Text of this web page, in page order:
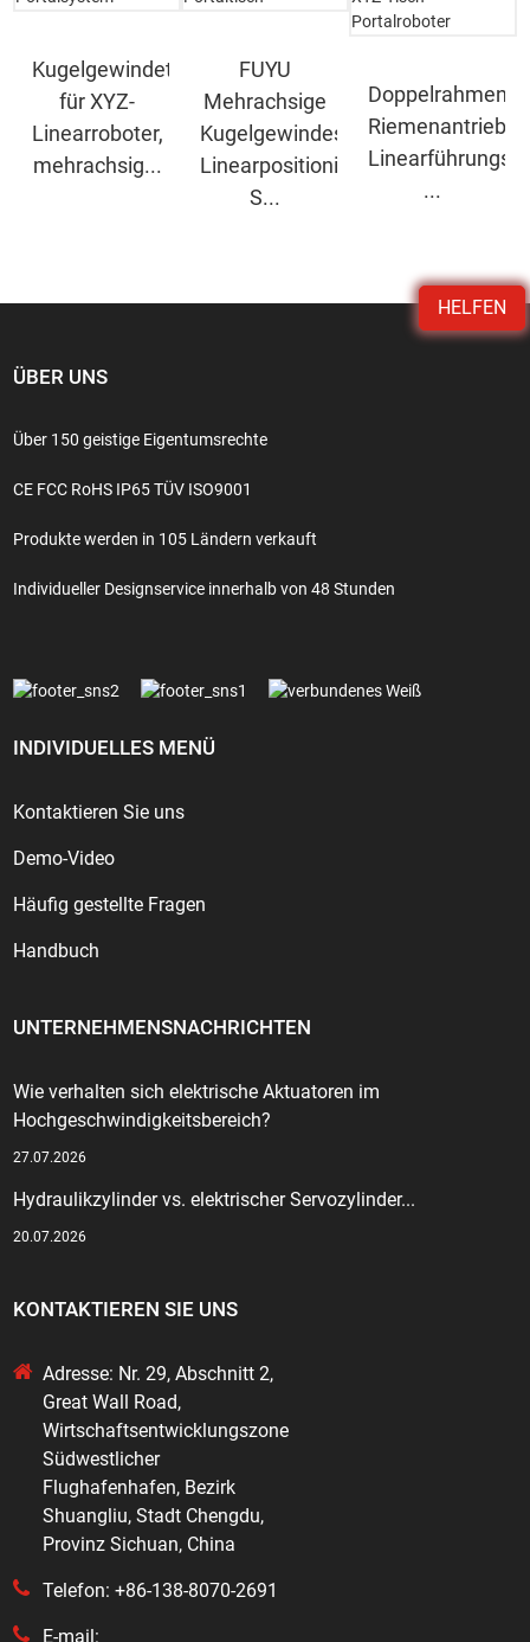
HELFEN
Kugelgewindetrieb
für XYZ-
Linearroboter,
mehrachsig...
FUYU
Mehrachsige
Kugelgewindespindel
Linearpositionierung
S...
Doppelrahmen-
Riemenantrieb-
...
ÜBER UNS
Über 150 geistige Eigentumsrechte
CE FCC RoHS IP65 TÜV ISO9001
Produkte werden in 105 Ländern verkauft
Individueller Designservice innerhalb von 48 Stunden
INDIVIDUELLES MENÜ
Kontaktieren Sie uns
Demo-Video
Häufig gestellte Fragen
Handbuch
UNTERNEHMENSNACHRICHTEN
Wie verhalten sich elektrische Aktuatoren im
Hochgeschwindigkeitsbereich?
27.07.2026
Hydraulikzylinder vs. elektrischer Servozylinder...
20.07.2026
KONTAKTIEREN SIE UNS
Adresse: Nr. 29, Abschnitt 2,
Great Wall Road,
Wirtschaftsentwicklungszone
Südwestlicher
Flughafenhafen, Bezirk
Shuangliu, Stadt Chengdu,
Provinz Sichuan, China
Telefon: +86-138-8070-2691
E-mail: